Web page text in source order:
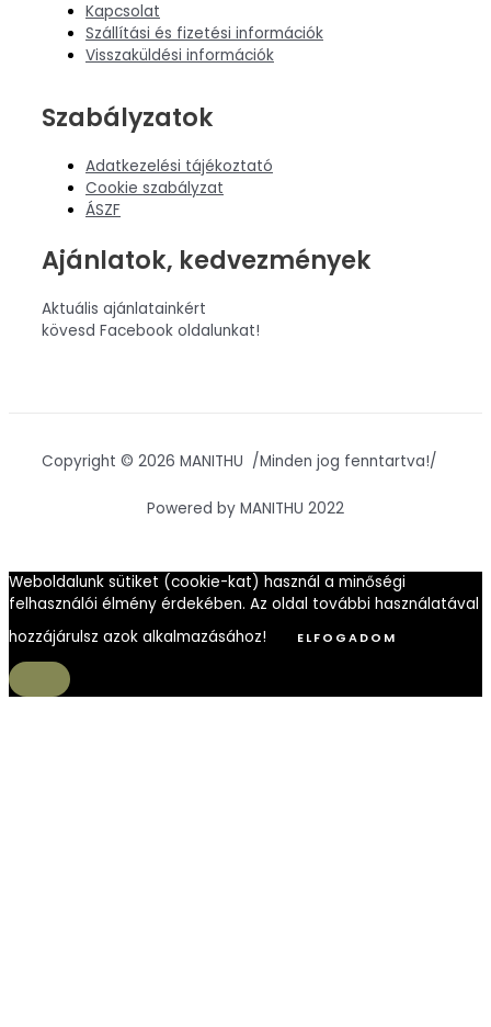
Kapcsolat
Szállítási és fizetési információk
Visszaküldési információk
Szabályzatok
Adatkezelési tájékoztató
Cookie szabályzat
ÁSZF
Ajánlatok, kedvezmények
Aktuális ajánlatainkért
kövesd Facebook oldalunkat!
Copyright © 2026 MANITHU /Minden jog fenntartva!/
Powered by MANITHU 2022
Weboldalunk sütiket (cookie-kat) használ a minőségi
felhasználói élmény érdekében. Az oldal további használatával
hozzájárulsz azok alkalmazásához!
ELFOGADOM